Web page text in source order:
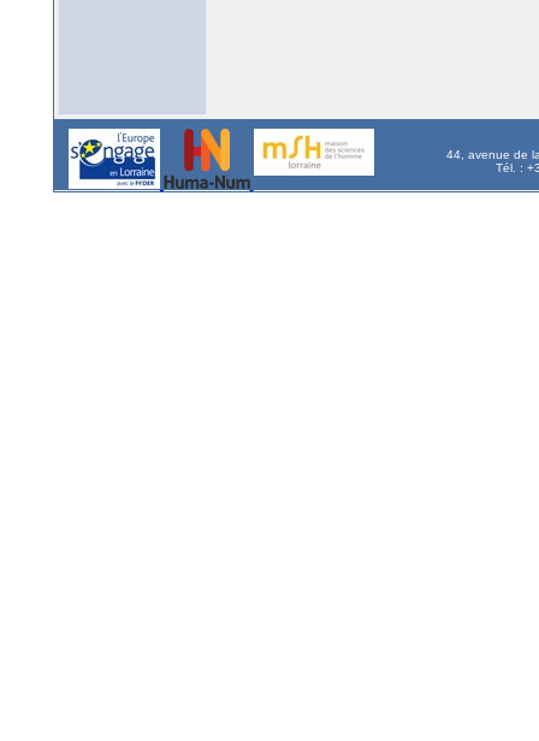
44, avenue de
Tél. :